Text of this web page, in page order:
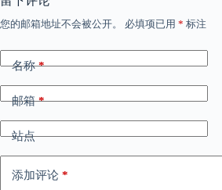
您的邮箱地址不会被公开。 必填项已用 * 标注
名称*
邮箱*
站点
添加评论 *